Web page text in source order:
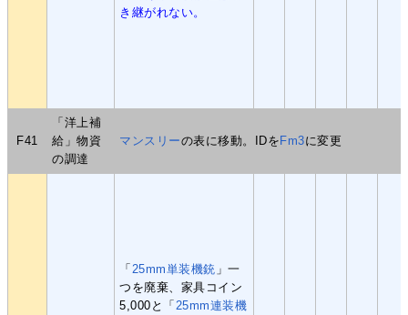
き継がれない。
F41
「洋上補
給」物資
の調達
マンスリーの表に移動。IDをFm3に変更
「 25mm単装機銃 」一
つを廃棄、家具コイン
5,000と「 25mm連装機